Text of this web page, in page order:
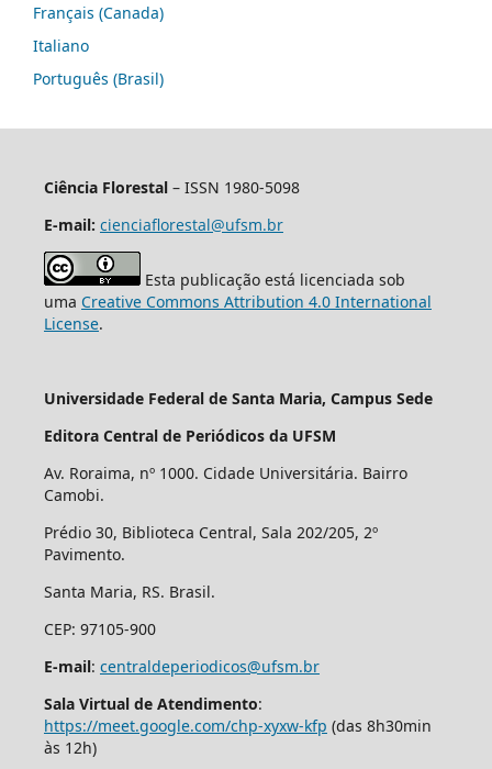
Français (Canada)
Italiano
Português (Brasil)
Ciência Florestal– ISSN 1980-5098
E-mail: cienciaflorestal@ufsm.br
Esta publicação está licenciada sob
uma Creative Commons Attribution 4.0 International
License.
Universidade Federal de Santa Maria, Campus Sede
Editora Central de Periódicos da UFSM
Av. Roraima, nº 1000. Cidade Universitária. Bairro
Camobi.
Prédio 30, Biblioteca Central, Sala 202/205, 2º
Pavimento.
Santa Maria, RS. Brasil.
CEP: 97105-900
E-mail: centraldeperiodicos@ufsm.br
Sala Virtual de Atendimento:
https://meet.google.com/chp-xyxw-kfp (das 8h30min
às 12h)